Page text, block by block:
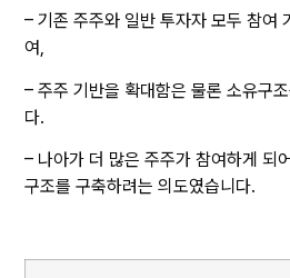
– 기존 주주와 일반 투자자 모두 참여
여,
– 주주 기반을 확대함은 물론 소유구
다.
– 나아가 더 많은 주주가 참여하게 되
구조를 구축하려는 의도였습니다.